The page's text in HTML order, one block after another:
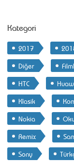
Kategori
2017
Diğer
HTC
Klasik
Nokia
Remix
Sony